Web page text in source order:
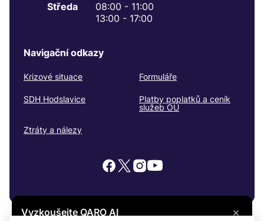
Středa
08:00 - 11:00
13:00 - 17:00
Navigační odkazy
Krizové situace Formuláře
SDH Hodslavice
Platby poplatků a ceník
služeb OÚ
Ztráty a nálezy
×
Vyzkoušejte QARO AI